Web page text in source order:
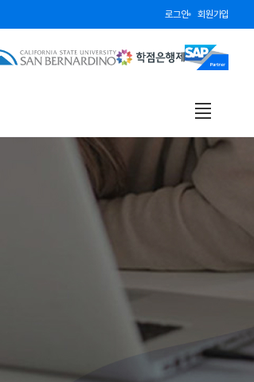
로그인 회원가입
전
보
기